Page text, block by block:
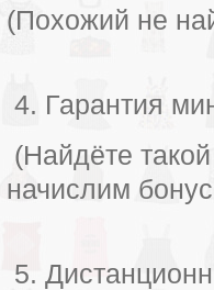
(Похожий не
4. Гарантия
(Найдёте
начислим
5.